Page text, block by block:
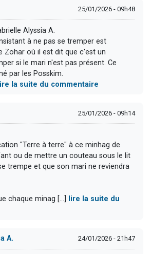
25/01/2026 - 09h48
Alyssia A.
à ne pas se tremper est
Zohar où il est dit que c'est un
si le mari n'est pas présent. Ce
par les Posskim.
lire la suite du commentaire
25/01/2026 - 09h14
"Terre à terre" à ce minhag de
ou de mettre un couteau sous le lit
trempe et que son mari ne reviendra
chaque minag [...]
lire la suite du
A. 24/01/2026 - 21h47